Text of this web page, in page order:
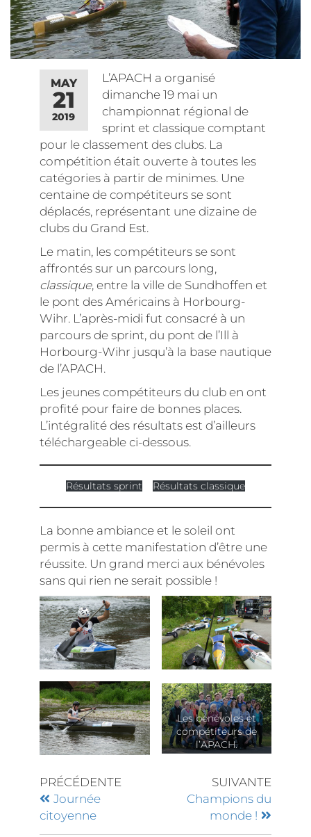
MAY
21
2019
L’APACH a organisé
dimanche 19 mai un
championnat régional de
sprint et classique comptant
pour le classement des clubs. La
compétition était ouverte à toutes les
catégories à partir de minimes. Une
centaine de compétiteurs se sont
déplacés, représentant une dizaine de
clubs du Grand Est.
Le matin, les compétiteurs se sont
affrontés sur un parcours long,
classique, entre la ville de Sundhoffen et
le pont des Américains à Horbourg-
Wihr. L’après-midi fut consacré à un
parcours de sprint, du pont de l’Ill à
Horbourg-Wihr jusqu’à la base nautique
de l’APACH.
Les jeunes compétiteurs du club en ont
profité pour faire de bonnes places.
L’intégralité des résultats est d’ailleurs
téléchargeable ci-dessous.
Résultats sprint Résultats classique
La bonne ambiance et le soleil ont
permis à cette manifestation d’être une
réussite. Un grand merci aux bénévoles
sans qui rien ne serait possible !
Les bénévoles et
compétiteurs de
l’APACH.
PRÉCÉDENTE
Journée
citoyenne
SUIVANTE
Champions du
monde !